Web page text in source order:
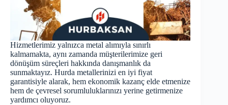
Hizmetlerimiz yalnızca metal alımıyla sınırlı
kalmamakta, aynı zamanda müşterilerimize geri
dönüşüm süreçleri hakkında danışmanlık da
sunmaktayız. Hurda metallerinizi en iyi fiyat
garantisiyle alarak, hem ekonomik kazanç elde etmenize
hem de çevresel sorumluluklarınızı yerine getirmenize
yardımcı oluyoruz.